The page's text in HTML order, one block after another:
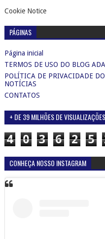
Cookie Notice
PÁGINAS
Página inicial
TERMOS DE USO DO BLOG
POLÍTICA DE PRIVACIDADE
NOTÍCIAS
CONTATOS
+ DE 39 MILHÕES DE VISUALIZAÇÕES
4 0 3 6 2 5
CONHEÇA NOSSO INSTAGRAM